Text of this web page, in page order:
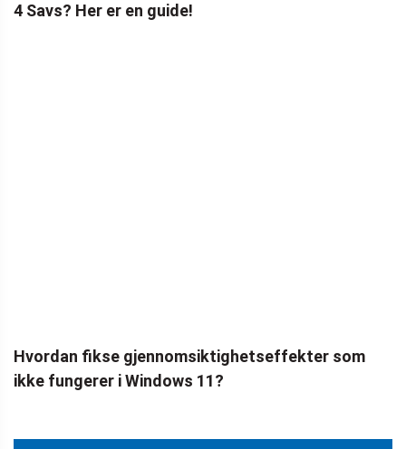
4 Savs? Her er en guide!
Hvordan fikse gjennomsiktighetseffekter som
ikke fungerer i Windows 11?